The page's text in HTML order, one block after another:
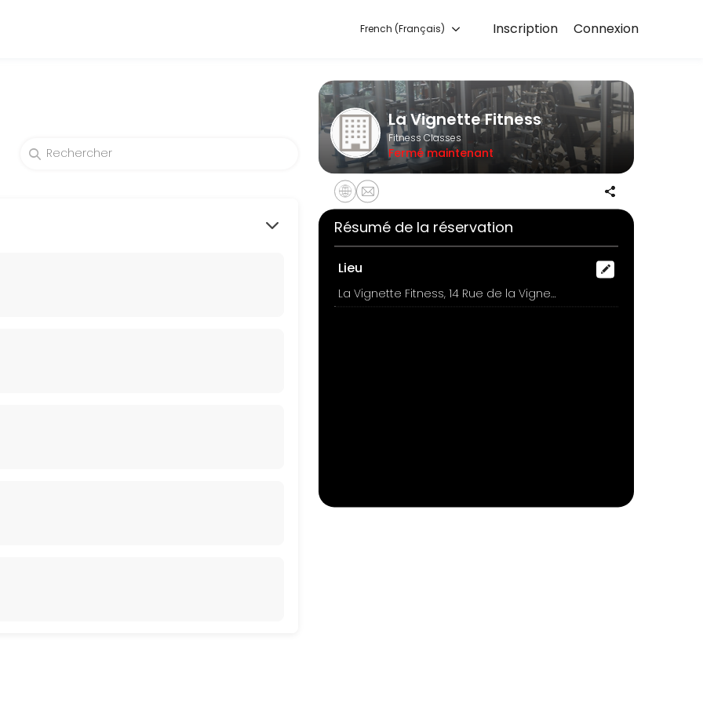
Connexion
Inscription
French (Français)
La Vignette Fitness
Fitness Classes
Fermé maintenant
Résumé de la réservation
Lieu
La Vignette Fitness, 14 Rue de la Vignette, Auderghem